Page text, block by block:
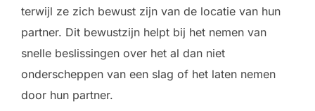
terwijl ze zich bewust zijn van de locatie van hun
partner. Dit bewustzijn helpt bij het nemen van
snelle beslissingen over het al dan niet
onderscheppen van een slag of het laten nemen
door hun partner.